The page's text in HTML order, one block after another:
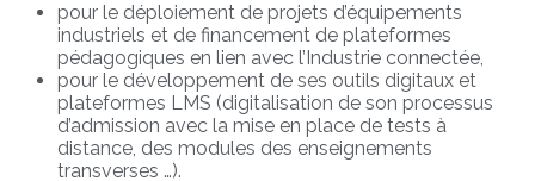
pour le déploiement de projets d’équipements
industriels et de financement de plateformes
pédagogiques en lien avec l’Industrie connectée,
pour le développement de ses outils digitaux et
plateformes LMS (digitalisation de son processus
d’admission avec la mise en place de tests à
distance, des modules des enseignements
transverses …).